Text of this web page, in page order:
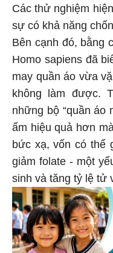
Các thử nghiệm
sự có khả năng
Bên cạnh đó, bằng
Homo sapiens đã
may quần áo vừa
không làm được.
những bộ “quần áo
ấm hiệu quả hơn
bức xạ, vốn có thể
giảm folate - một
sinh và tăng tỷ lệ tử